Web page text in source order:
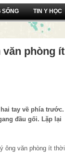
SỐNG TIN Y HỌC
văn phòng ít
tay về phía trước.
đầu gối. Lặp lại
ông văn phòng ít thời